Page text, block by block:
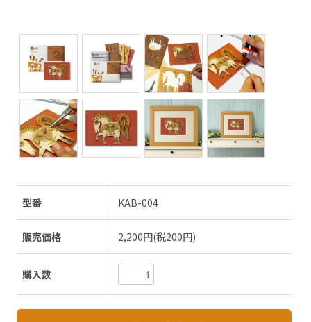
型番 KAB-004
販売価格 2,200円(税200円)
購入数